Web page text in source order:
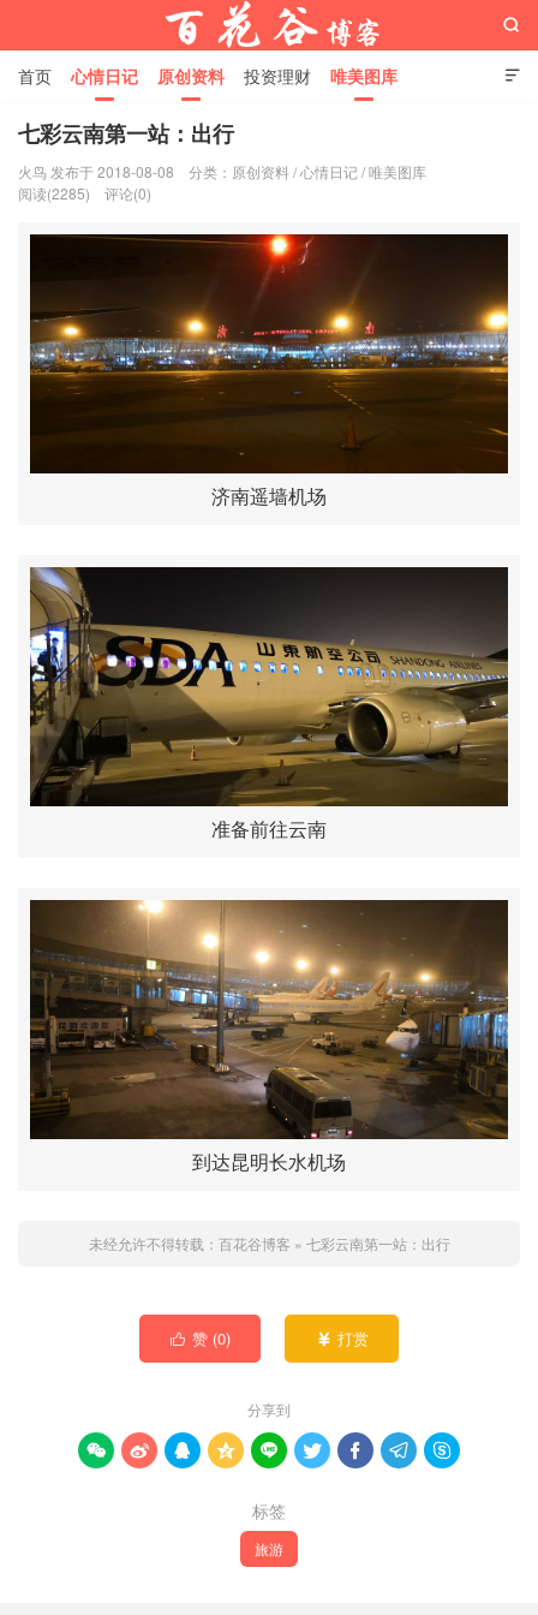

首页 心情日记 原创资料 投资理财 唯美图库
影音视频 工作照片 Python代码

七彩云南第一站：出行
火鸟 发布于 2018-08-08 分类： 原创资料 /心情日记/唯美图库
阅读(2285)
评论(0)
济南遥墙机场
准备前往云南
到达昆明长水机场
未经允许不得转载： 百花谷博客 » 七彩云南第一站：出行
 赞 (0)  打赏
分享到
        
标签
旅游